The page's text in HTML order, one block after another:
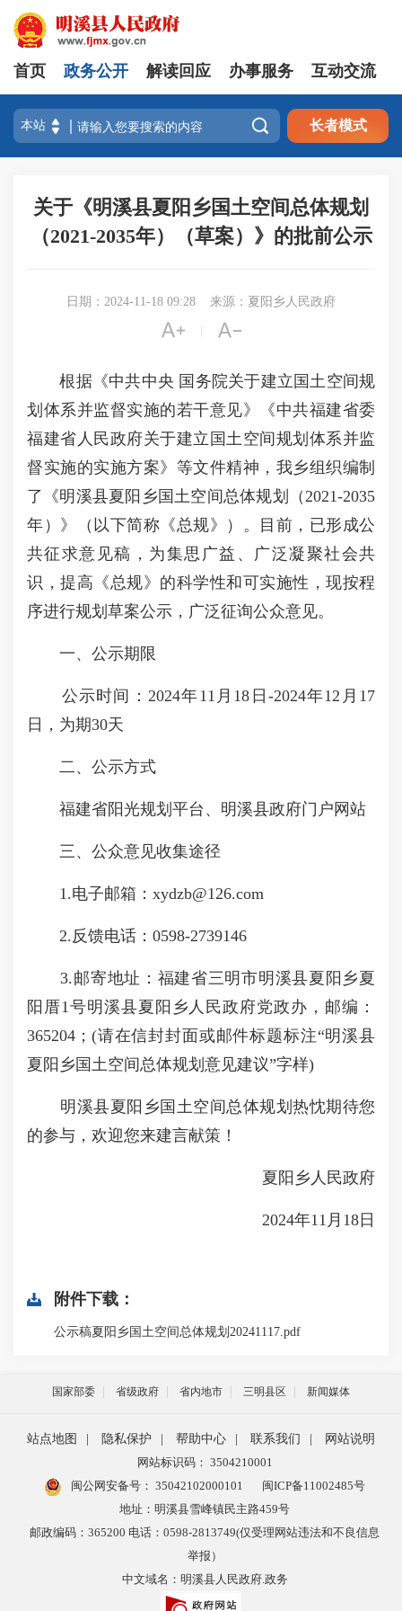
首页 政务公开 解读回应 办事服务 互动交流
 长者模式
关于《明溪县夏阳乡国土空间总体规划
（2021-2035年）（草案）》的批前公示
日期：2024-11-18 09:28 来源：夏阳乡人民政府
 
根据《中共中央 国务院关于建立国土空间规
划体系并监督实施的若干意见》《中共福建省委
福建省人民政府关于建立国土空间规划体系并监
督实施的实施方案》等文件精神，我乡组织编制
了《明溪县夏阳乡国土空间总体规划（2021-2035
年）》（以下简称《总规》）。目前，已形成公
共征求意见稿，为集思广益、广泛凝聚社会共
识，提高《总规》的科学性和可实施性，现按程
序进行规划草案公示，广泛征询公众意见。
一、公示期限
公示时间：2024年11月18日-2024年12月17
日，为期30天
二、公示方式
福建省阳光规划平台、明溪县政府门户网站
三、公众意见收集途径
1.电子邮箱：xydzb@126.com
2.反馈电话：0598-2739146
3.邮寄地址：福建省三明市明溪县夏阳乡夏
阳厝1号明溪县夏阳乡人民政府党政办，邮编：
365204；(请在信封封面或邮件标题标注“明溪县
夏阳乡国土空间总体规划意见建议”字样)
明溪县夏阳乡国土空间总体规划热忱期待您
的参与，欢迎您来建言献策！
夏阳乡人民政府
2024年11月18日
附件下载：
公示稿夏阳乡国土空间总体规划20241117.pdf
国家部委 省级政府 省内地市 三明县区 新闻媒体
站点地图 隐私保护 帮助中心 联系我们
网站说明
网站标识码： 3504210001
闽公网安备号： 35042102000101
闽ICP备11002485号
地址：明溪县雪峰镇民主路459号
邮政编码：365200 电话：0598-2813749(仅受理网站违法和不良信息
举报）
中文域名：明溪县人民政府.政务